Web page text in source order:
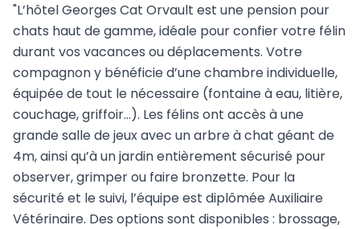
"L’hôtel Georges Cat Orvault est une pension pour
chats haut de gamme, idéale pour confier votre félin
durant vos vacances ou déplacements. Votre
compagnon y bénéficie d’une chambre individuelle,
équipée de tout le nécessaire (fontaine à eau, litière,
couchage, griffoir…). Les félins ont accès à une
grande salle de jeux avec un arbre à chat géant de
4m, ainsi qu’à un jardin entièrement sécurisé pour
observer, grimper ou faire bronzette. Pour la
sécurité et le suivi, l’équipe est diplômée Auxiliaire
Vétérinaire. Des options sont disponibles : brossage,